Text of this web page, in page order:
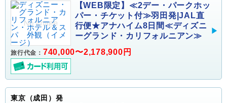
【WEB限定】≪2デー・パークホッ
パー・チケット付≫羽田発|JAL直
行便★アナハイム8日間≪ディズニ
ーグランド・カリフォルニアン≫
旅行代金： 740,000〜2,178,900円
東京（成田）発